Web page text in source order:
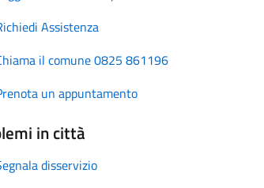
Assistenza
il comune 0825 861196
un appuntamento
in città
disservizio